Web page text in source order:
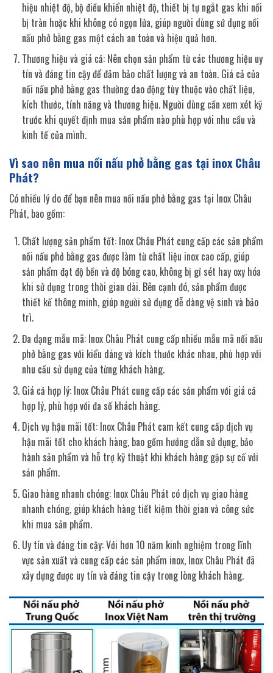
hiệu nhiệt độ, bộ điều khiển nhiệt độ, thiết bị tự ngắt gas khi nồi
bị tràn hoặc khi không có ngọn lửa, giúp người dùng sử dụng nồi
nấu phở bằng gas một cách an toàn và hiệu quả hơn.
Thương hiệu và giá cả: Nên chọn sản phẩm từ các thương hiệu uy
tín và đáng tin cậy để đảm bảo chất lượng và an toàn. Giá cả của
nồi nấu phở bằng gas thường dao động tùy thuộc vào chất liệu,
kích thước, tính năng và thương hiệu. Người dùng cần xem xét kỹ
trước khi quyết định mua sản phẩm nào phù hợp với nhu cầu và
kinh tế của mình.
Vì sao nên mua nồi nấu phở bằng gas tại inox Châu
Phát?
Có nhiều lý do để bạn nên mua nồi nấu phở bằng gas tại Inox Châu
Phát, bao gồm:
Chất lượng sản phẩm tốt: Inox Châu Phát cung cấp các sản phẩm
nồi nấu phở bằng gas được làm từ chất liệu inox cao cấp, giúp
sản phẩm đạt độ bền và độ bóng cao, không bị gỉ sét hay oxy hóa
khi sử dụng trong thời gian dài. Bên cạnh đó, sản phẩm được
thiết kế thông minh, giúp người sử dụng dễ dàng vệ sinh và bảo
trì.
Đa dạng mẫu mã: Inox Châu Phát cung cấp nhiều mẫu mã nồi nấu
phở bằng gas với kiểu dáng và kích thước khác nhau, phù hợp với
nhu cầu sử dụng của từng khách hàng.
Giá cả hợp lý: Inox Châu Phát cung cấp các sản phẩm với giá cả
hợp lý, phù hợp với đa số khách hàng.
Dịch vụ hậu mãi tốt: Inox Châu Phát cam kết cung cấp dịch vụ
hậu mãi tốt cho khách hàng, bao gồm hướng dẫn sử dụng, bảo
hành sản phẩm và hỗ trợ kỹ thuật khi khách hàng gặp sự cố với
sản phẩm.
Giao hàng nhanh chóng: Inox Châu Phát có dịch vụ giao hàng
nhanh chóng, giúp khách hàng tiết kiệm thời gian và công sức
khi mua sản phẩm.
Uy tín và đáng tin cậy: Với hơn 10 năm kinh nghiệm trong lĩnh
vực sản xuất và cung cấp các sản phẩm inox, Inox Châu Phát đã
xây dựng được uy tín và đáng tin cậy trong lòng khách hàng.